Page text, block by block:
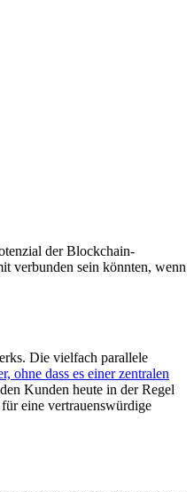
der Blockchain-
verbunden sein könnten, wenn
Die vielfach parallele
ohne dass es einer zentralen
Kunden heute in der Regel
eine vertrauenswürdige